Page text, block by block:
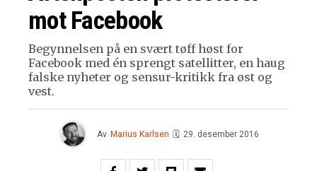
mot Facebook
Begynnelsen på en svært tøff høst for
Facebook med én sprengt satellitter, en haug
falske nyheter og sensur-kritikk fra øst og
vest.
Av Marius Karlsen 🗓 29. desember 2016